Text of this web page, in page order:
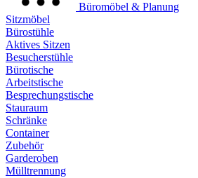
Büromöbel & Planung
Sitzmöbel
Bürostühle
Aktives Sitzen
Besucherstühle
Bürotische
Arbeitstische
Besprechungstische
Stauraum
Schränke
Container
Zubehör
Garderoben
Mülltrennung